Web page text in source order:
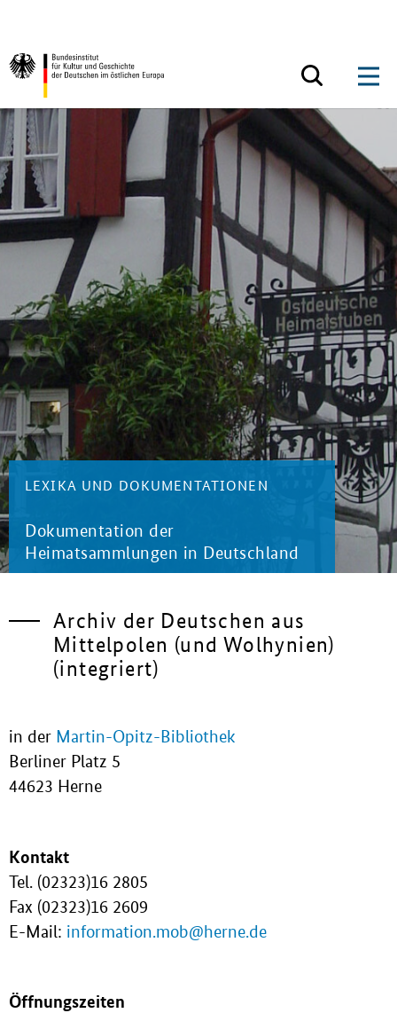
Zurück zur Startseite
LEXIKA UND DOKUMENTATIONEN
Dokumentation der
Heimatsammlungen in Deutschland
Archiv der Deutschen aus
Mittelpolen (und Wolhynien)
(integriert)
in der Martin-Opitz-Bibliothek
Berliner Platz 5
44623 Herne
Kontakt
Tel. (02323)16 2805
Fax (02323)16 2609
E-Mail: information.mob@herne.de
Öffnungszeiten